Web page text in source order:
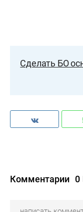
Сделать БО
Комментарии 0